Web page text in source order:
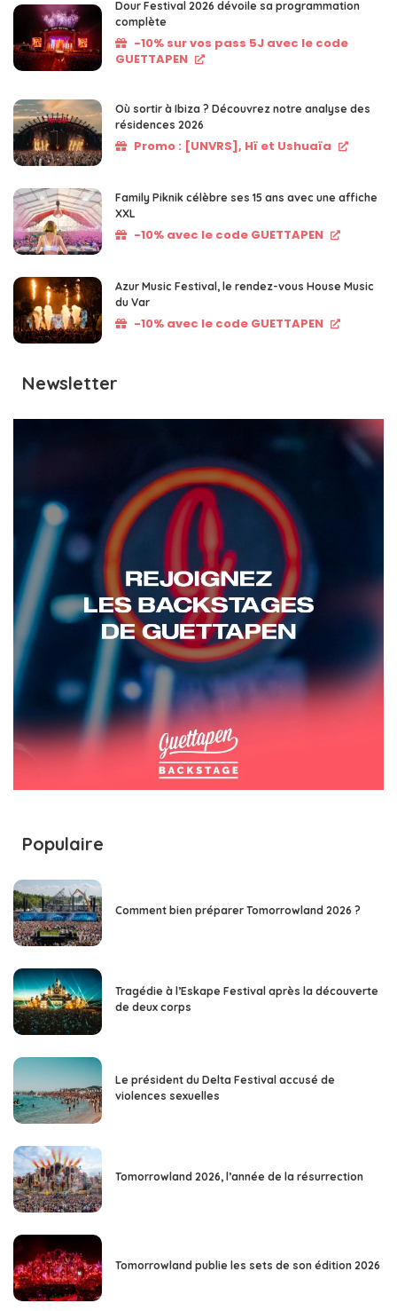
Dour Festival 2026 dévoile sa programmation
complète
-10% sur vos pass 5J avec le code
GUETTAPEN
Où sortir à Ibiza ? Découvrez notre analyse des
résidences 2026
Promo : [UNVRS], Hï et Ushuaïa
Family Piknik célèbre ses 15 ans avec une affiche
XXL
-10% avec le code GUETTAPEN
Azur Music Festival, le rendez-vous House Music
du Var
-10% avec le code GUETTAPEN
Newsletter
Populaire
Comment bien préparer Tomorrowland 2026 ?
Tragédie à l’Eskape Festival après la découverte
de deux corps
Le président du Delta Festival accusé de
violences sexuelles
Tomorrowland 2026, l’année de la résurrection
Tomorrowland publie les sets de son édition 2026